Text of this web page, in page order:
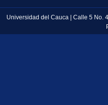
Universidad del Cauca | Calle 5 No.